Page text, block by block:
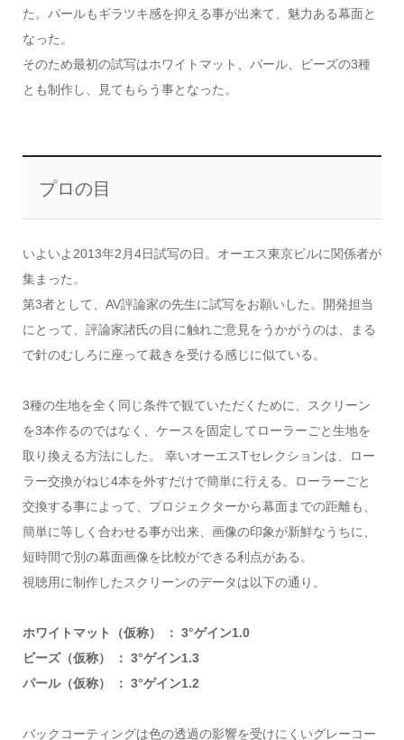
た。パールもギラツキ感を抑える事が出来て、魅力ある幕面と
なった。
そのため最初の試写はホワイトマット、パール、ビーズの3種
とも制作し、見てもらう事となった。
プロの目
いよいよ2013年2月4日試写の日。オーエス東京ビルに関係者が
集まった。
第3者として、AV評論家の先生に試写をお願いした。開発担当
にとって、評論家諸氏の目に触れご意見をうかがうのは、まる
で針のむしろに座って裁きを受ける感じに似ている。
3種の生地を全く同じ条件で観ていただくために、スクリーン
を3本作るのではなく、ケースを固定してローラーごと生地を
取り換える方法にした。 幸いオーエスTセレクションは、ロー
ラー交換がねじ4本を外すだけで簡単に行える。ローラーごと
交換する事によって、プロジェクターから幕面までの距離も、
簡単に等しく合わせる事が出来、画像の印象が新鮮なうちに、
短時間で別の幕面画像を比較ができる利点がある。
視聴用に制作したスクリーンのデータは以下の通り。
ホワイトマット（仮称） ： 3°ゲイン1.0
ビーズ（仮称） ： 3°ゲイン1.3
パール（仮称） ： 3°ゲイン1.2
バックコーティングは色の透過の影響を受けにくいグレーコー